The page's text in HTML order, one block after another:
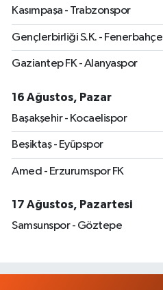
Kasımpaşa - Trabzonspor
Gençlerbirliği S.K. - Fenerbahçe
Gaziantep FK - Alanyaspor
16 Ağustos, Pazar
Başakşehir - Kocaelispor
Beşiktaş - Eyüpspor
Amed - Erzurumspor FK
17 Ağustos, Pazartesi
Samsunspor - Göztepe